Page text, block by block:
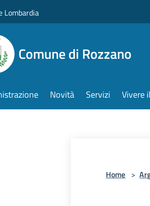
Lombardia
Comune di Rozzano
Novità Servizi Vivere
Home >